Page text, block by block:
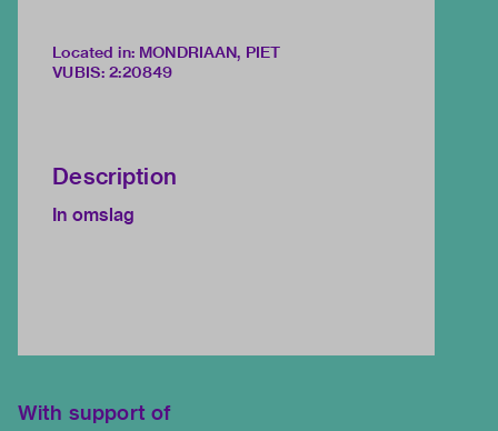
Located in: MONDRIAAN, PIET
VUBIS: 2:20849
Description
In omslag
With support of